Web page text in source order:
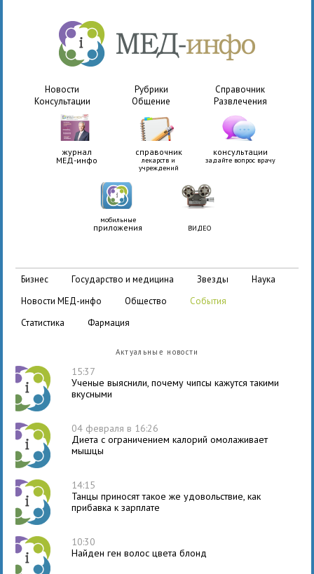
Новости Рубрики
Справочник
Консультации
Общение Развлечения
журнал
МЕД-инфо
справочник
лекарств и
учреждений
консультации
задайте вопрос врачу
мобильные
приложения ВИДЕО
бизнес государство и медицина звезды
наука
новости МЕД-инфо
общество
события
статистика
фармация
Актуальные новости
15:37
Ученые выяснили, почему чипсы кажутся такими
вкусными
04 февраля в 16:26
Диета с ограничением калорий омолаживает
мышцы
14:15
Танцы приносят такое же удовольствие, как
прибавка к зарплате
10:30
Найден ген волос цвета блонд